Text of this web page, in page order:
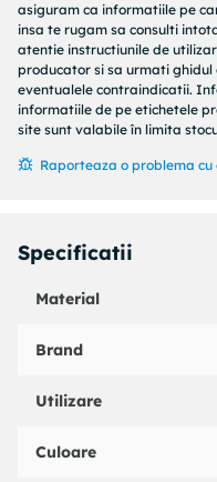
Asigurati-va ca
combustibilul este
pune mancarea pe gratar.
IMPORTANT: Nu lasati la
Contine: kerosen (petrol).
ale pielii. Poate cauza
produsului trebuie sa fie
calde, scantei, flacara
spala mainile foarte bine
locale/regionale/
asiguram ca informatiile pe
insa te rugam sa consulti
atentie instructiunile de
producator si sa urmati
eventualele contraindicatii.
informatiile de pe etichetele
site sunt valabile în limita
Raporteaza o problema
Specificatii
Material
Brand
Utilizare
Culoare